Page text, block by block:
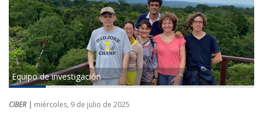
Equipo de investigación
CIBER | miércoles, 9 de julio de 2025